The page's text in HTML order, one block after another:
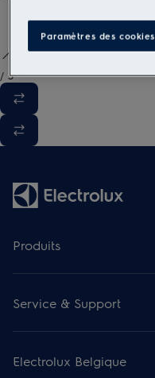
/ 3
Produits
Hottes de cuisine
Cuisinières
Taques de cuisson
Fours micro-ondes
Service & Support
Enregistrer votre produit
Réserver une réparation
Electrolux Belgique
Paramètres des cookies